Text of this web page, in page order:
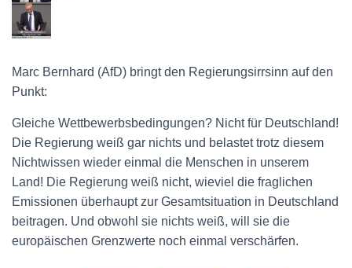
Marc Bernhard (AfD) bringt den Regierungsirrsinn auf den
Punkt:
Gleiche Wettbewerbsbedingungen? Nicht für Deutschland!
Die Regierung weiß gar nichts und belastet trotz diesem
Nichtwissen wieder einmal die Menschen in unserem
Land! Die Regierung weiß nicht, wieviel die fraglichen
Emissionen überhaupt zur Gesamtsituation in Deutschland
beitragen. Und obwohl sie nichts weiß, will sie die
europäischen Grenzwerte noch einmal verschärfen.